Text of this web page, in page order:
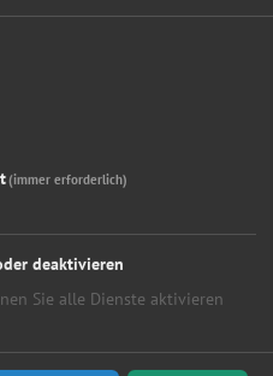
Grande Punto
Grande Punto 1.4 16V
Ulysse
Fiorino Basis Kasten
(immer erforderlich)
deaktivieren
Sie alle Dienste aktivieren